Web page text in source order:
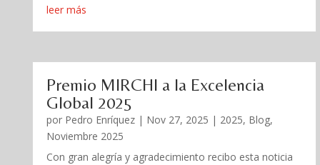
leer más
Premio MIRCHI a la Excelencia
Global 2025
por Pedro Enríquez| Nov 27, 2025 | 2025, Blog,
Noviembre 2025
Con gran alegría y agradecimiento recibo esta noticia